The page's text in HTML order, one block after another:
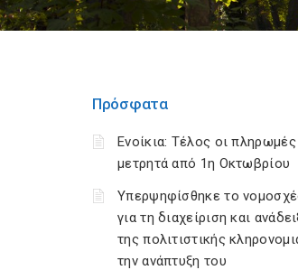
Πρόσφατα
Ενοίκια: Τέλος οι πληρωμές
μετρητά από 1η Οκτωβρίου
Υπερψηφίσθηκε το
για τη διαχείριση και
της πολιτιστικής
την ανάπτυξη του